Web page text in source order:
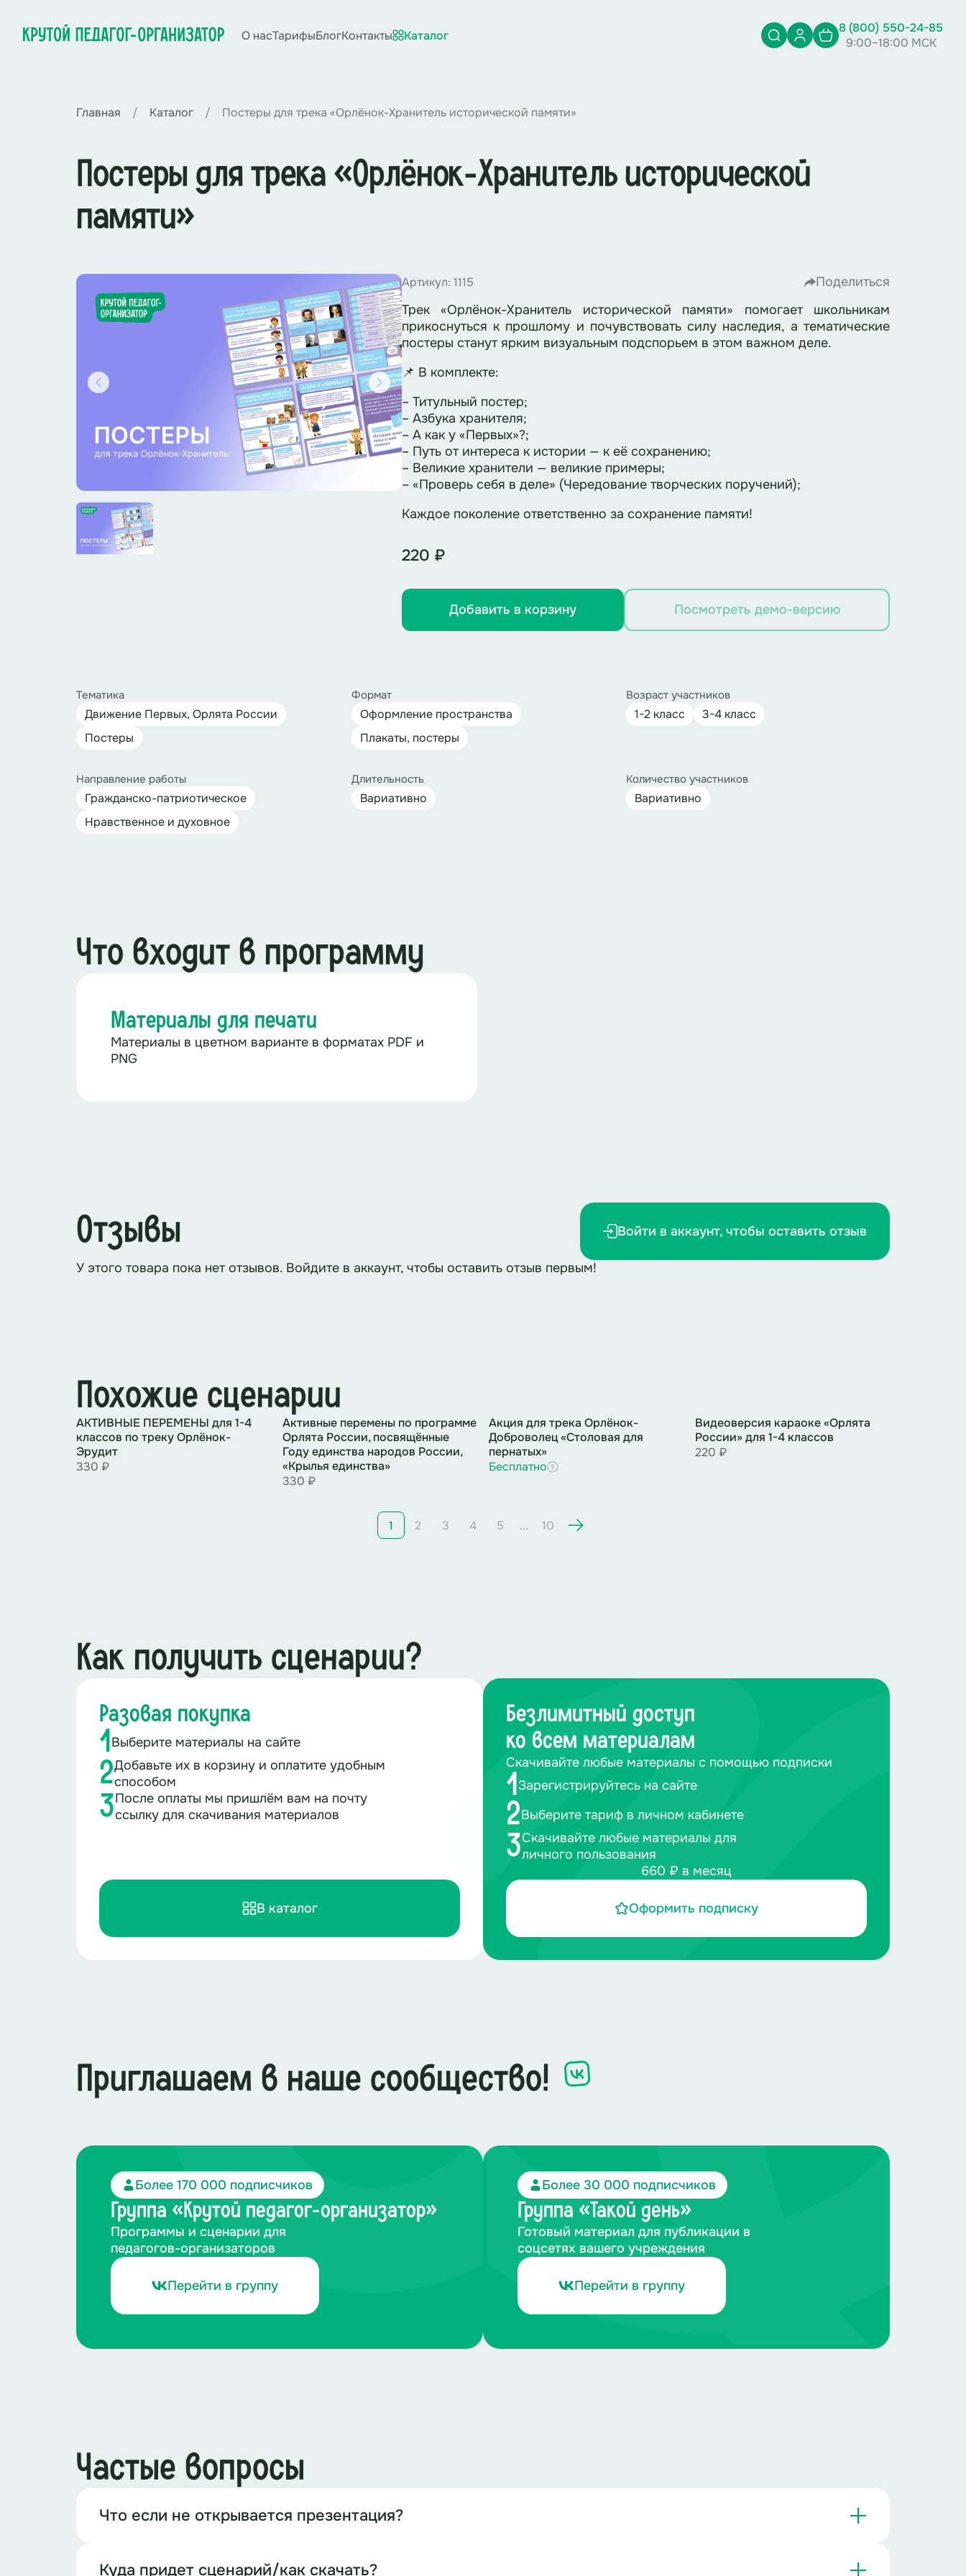
О насТарифыБлогКонтакты Каталог
8 (800) 550-24-85
9:00–18:00 МСК
Главная Каталог Постеры для трека «Орлёнок-Хранитель исторической памяти»
Постеры для трека «Орлёнок-Хранитель исторической
памяти»
Артикул: 1115
Поделиться
Трек «Орлёнок-Хранитель исторической памяти» помогает школьникам
прикоснуться к прошлому и почувствовать силу наследия, а тематические
постеры станут ярким визуальным подспорьем в этом важном деле.
📌 В комплекте:
– Титульный постер;
– Азбука хранителя;
– А как у «Первых»?;
– Путь от интереса к истории — к её сохранению;
– Великие хранители — великие примеры;
– «Проверь себя в деле» (Чередование творческих поручений);
Каждое поколение ответственно за сохранение памяти!
220 ₽
Добавить в корзину Посмотреть демо-версию
Тематика
Движение Первых, Орлята России
Постеры
Формат
Оформление пространства
Плакаты, постеры
Возраст участников
1-2 класс 3-4 класс
Направление работы
Гражданско-патриотическое
Нравственное и духовное
Длительность
Вариативно
Количество участников
Вариативно
Что входит в программу
Материалы для печати
Материалы в цветном варианте в форматах PDF и
PNG
Отзывы Войти в аккаунт, чтобы оставить отзыв
У этого товара пока нет отзывов. Войдите в аккаунт, чтобы оставить отзыв первым!
Похожие сценарии
АКТИВНЫЕ ПЕРЕМЕНЫ для 1-4
классов по треку Орлёнок-
Эрудит
330 ₽
Активные перемены по программе
Орлята России, посвящённые
Году единства народов России,
«Крылья единства»
330 ₽
Акция для трека Орлёнок-
Доброволец «Столовая для
пернатых»
Бесплатно
Видеоверсия караоке «Орлята
России» для 1-4 классов
220 ₽
1 2 3 4 5 … 10
Как получить сценарии?
Разовая покупка
1Выберите материалы на сайте
2Добавьте их в корзину и оплатите удобным
способом
3После оплаты мы пришлём вам на почту
ссылку для скачивания материалов
В каталог
Безлимитный доступ
ко всем материалам
Скачивайте любые материалы с помощью подписки
1Зарегистрируйтесь на сайте
2Выберите тариф в личном кабинете
3Скачивайте любые материалы для
личного пользования
660 ₽ в месяц
Оформить подписку
Приглашаем в наше сообщество!
Более 170 000 подписчиков
Группа «Крутой педагог-организатор»
Программы и сценарии для
педагогов-организаторов
Перейти в группу
Более 30 000 подписчиков
Группа «Такой день»
Готовый материал для публикации в
соцсетях вашего учреждения
Перейти в группу
Частые вопросы
Что если не открывается презентация?
Куда придет сценарий/как скачать?